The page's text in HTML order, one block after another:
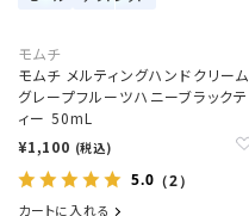
モムチ
モムチ メルティングハンドクリーム
グレープフルーツハニーブラックテ
ィー 50mL
¥1,100 (税込)
5.0 （2）
カートに入れる